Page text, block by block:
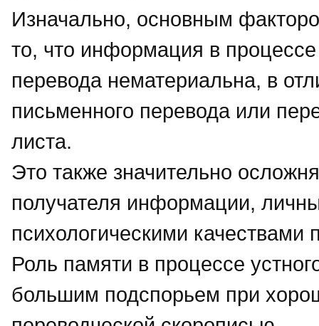
Изначально, основным
то, что информация в процессе
перевода нематериальна, в
письменного перевода или
листа.
Это также значительно
получателя информации,
психологическими качествами
Роль памяти в процессе
большим подспорьем при